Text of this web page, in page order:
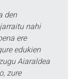
den
nahi
ere
edukien
Aiaraldea
zure